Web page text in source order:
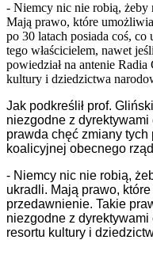
- Niemcy nic nie robią, żeby
Mają prawo, które
po 30 latach posiada coś, co
tego właścicielem, nawet
powiedział na antenie
kultury i dziedzictwa
Jak podkreślił prof.
niezgodne z
prawda chęć zmiany
koalicyjnej obecnego
- Niemcy nic nie robią,
ukradli. Mają prawo,
przedawnienie. Takie
niezgodne z
resortu kultury i